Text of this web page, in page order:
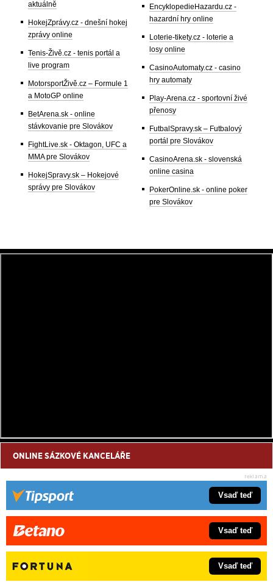
aktuálně
HokejZprávy.cz - dnešní hokej
zprávy online
Tenis-Živě.cz - tenis portál a
live program
MotorsportŽivě.cz – Formule 1
a MotoGP online
BetArena.sk - online
stávkovanie pre Slovákov
FightLive.sk - Oktagon, UFC a
MMA pre Slovákov
HokejSpravy.sk – Hokejové
správy pre Slovákov
EncyklopedieHazardu.cz -
hazardní hry online
Loterie-tikety.cz - loterie a
losy online
CasinoAutomaty.cz - casino
hry automaty
Play-Arena.cz - sportovní živé
přenosy
FutbalSpravy.sk – Futbalový
portál pre Slovákov
CasinoArena.sk - slovenská
online casina
PokerOnline.sk - online poker
pre Slovákov
ONLINE SÁZKOVÉ KANCELÁŘE
Vsaď teď
Vsaď teď
Vsaď teď